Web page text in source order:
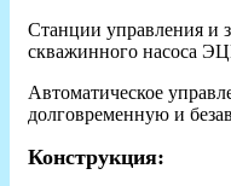
Станции управления и
скважинного насоса
Автоматическое
долговременную и
Конструкция: